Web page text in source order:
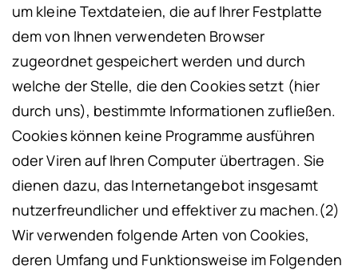
um kleine Textdateien, die auf Ihrer Festplatte
dem von Ihnen verwendeten Browser
zugeordnet gespeichert werden und durch
welche der Stelle, die den Cookies setzt (hier
durch uns), bestimmte Informationen zufließen.
Cookies können keine Programme ausführen
oder Viren auf Ihren Computer übertragen. Sie
dienen dazu, das Internetangebot insgesamt
nutzerfreundlicher und effektiver zu machen.(2)
Wir verwenden folgende Arten von Cookies,
deren Umfang und Funktionsweise im Folgenden